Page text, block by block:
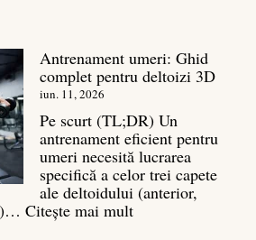
Antrenament umeri: Ghid
complet pentru deltoizi 3D
iun. 11, 2026
Pe scurt (TL;DR) Un
antrenament eficient pentru
umeri necesită lucrarea
specifică a celor trei capete
ale deltoidului (anterior,
Citește mai mult: